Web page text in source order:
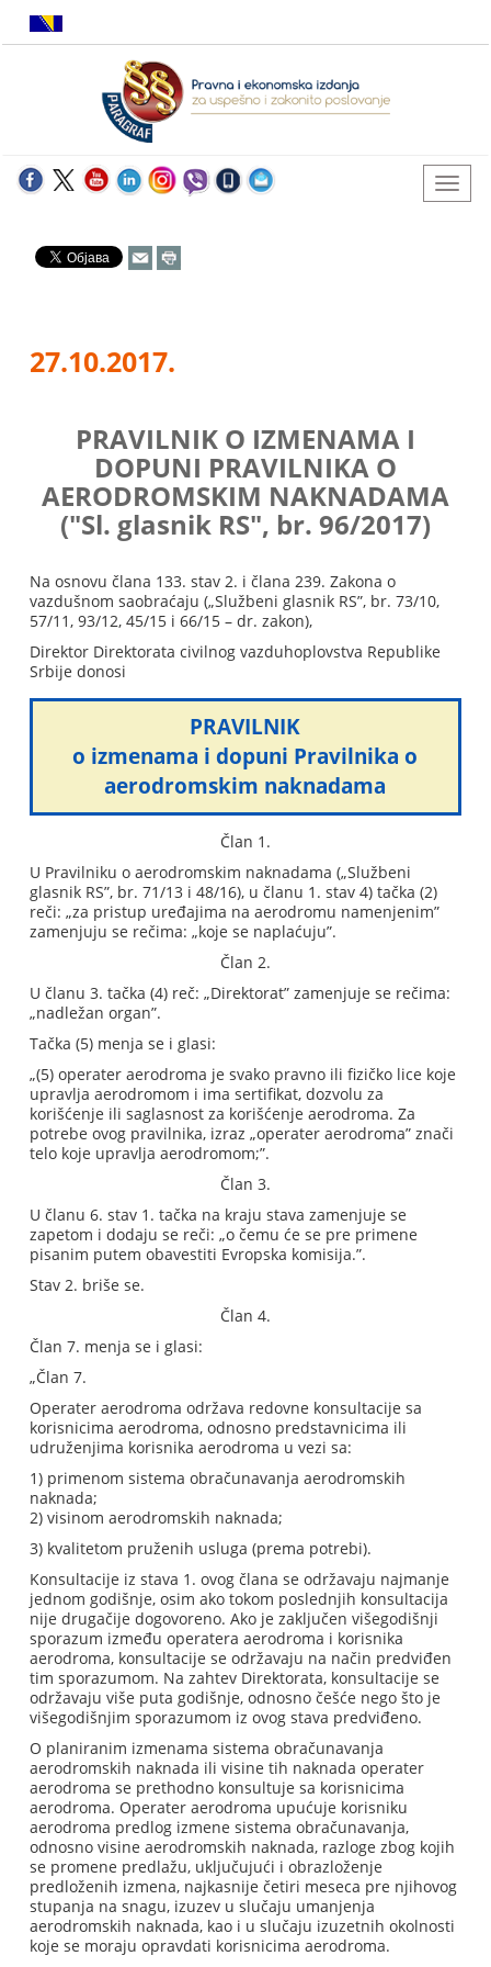
27.10.2017.
PRAVILNIK O IZMENAMA I
DOPUNI PRAVILNIKA O
AERODROMSKIM NAKNADAMA
("Sl. glasnik RS", br. 96/2017)
Na osnovu člana 133. stav 2. i člana 239. Zakona o
vazdušnom saobraćaju („Službeni glasnik RS”, br. 73/10,
57/11, 93/12, 45/15 i 66/15 – dr. zakon),
Direktor Direktorata civilnog vazduhoplovstva Republike
Srbije donosi
PRAVILNIK
o izmenama i dopuni Pravilnika o
aerodromskim naknadama
Član 1.
U Pravilniku o aerodromskim naknadama („Službeni
glasnik RS”, br. 71/13 i 48/16), u članu 1. stav 4) tačka (2)
reči: „za pristup uređajima na aerodromu namenjenim”
zamenjuju se rečima: „koje se naplaćuju”.
Član 2.
U članu 3. tačka (4) reč: „Direktorat” zamenjuje se rečima:
„nadležan organ”.
Tačka (5) menja se i glasi:
„(5) operater aerodroma je svako pravno ili fizičko lice koje
upravlja aerodromom i ima sertifikat, dozvolu za
korišćenje ili saglasnost za korišćenje aerodroma. Za
potrebe ovog pravilnika, izraz „operater aerodroma” znači
telo koje upravlja aerodromom;”.
Član 3.
U članu 6. stav 1. tačka na kraju stava zamenjuje se
zapetom i dodaju se reči: „o čemu će se pre primene
pisanim putem obavestiti Evropska komisija.”.
Stav 2. briše se.
Član 4.
Član 7. menja se i glasi:
„Član 7.
Operater aerodroma održava redovne konsultacije sa
korisnicima aerodroma, odnosno predstavnicima ili
udruženjima korisnika aerodroma u vezi sa:
1) primenom sistema obračunavanja aerodromskih
naknada;
2) visinom aerodromskih naknada;
3) kvalitetom pruženih usluga (prema potrebi).
Konsultacije iz stava 1. ovog člana se održavaju najmanje
jednom godišnje, osim ako tokom poslednjih konsultacija
nije drugačije dogovoreno. Ako je zaključen višegodišnji
sporazum između operatera aerodroma i korisnika
aerodroma, konsultacije se održavaju na način predviđen
tim sporazumom. Na zahtev Direktorata, konsultacije se
održavaju više puta godišnje, odnosno češće nego što je
višegodišnjim sporazumom iz ovog stava predviđeno.
O planiranim izmenama sistema obračunavanja
aerodromskih naknada ili visine tih naknada operater
aerodroma se prethodno konsultuje sa korisnicima
aerodroma. Operater aerodroma upućuje korisniku
aerodroma predlog izmene sistema obračunavanja,
odnosno visine aerodromskih naknada, razloge zbog kojih
se promene predlažu, uključujući i obrazloženje
predloženih izmena, najkasnije četiri meseca pre njihovog
stupanja na snagu, izuzev u slučaju umanjenja
aerodromskih naknada, kao i u slučaju izuzetnih okolnosti
koje se moraju opravdati korisnicima aerodroma.